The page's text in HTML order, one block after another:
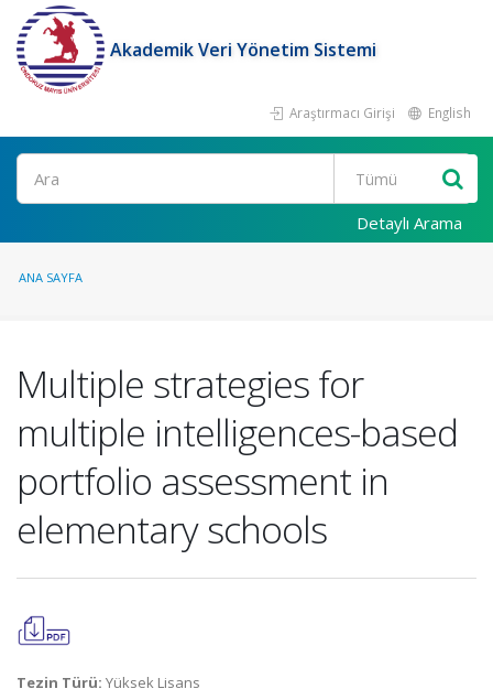
Akademik Veri Yönetim Sistemi
Araştırmacı Girişi English
Ara
Detaylı Arama
ANA SAYFA
Multiple strategies for
multiple intelligences-based
portfolio assessment in
elementary schools
Tezin Türü: Yüksek Lisans